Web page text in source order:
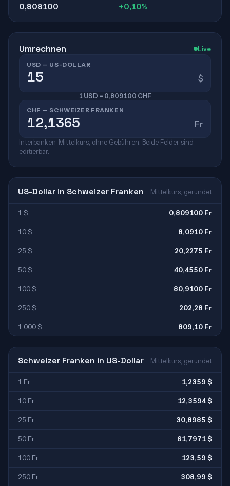
0,808100 +0,10%
Umrechnen Live
USD — US-DOLLAR
$
1 USD = 0,809100 CHF
CHF — SCHWEIZER FRANKEN
Fr
Interbanken-Mittelkurs, ohne Gebühren. Beide Felder sind
editierbar.
US-Dollar in Schweizer Franken Mittelkurs, gerundet
1 $ 0,809100 Fr
10 $ 8,0910 Fr
25 $ 20,2275 Fr
50 $ 40,4550 Fr
100 $ 80,9100 Fr
250 $ 202,28 Fr
1.000 $ 809,10 Fr
Schweizer Franken in US-Dollar Mittelkurs, gerundet
1 Fr 1,2359 $
10 Fr 12,3594 $
25 Fr 30,8985 $
50 Fr 61,7971 $
100 Fr 123,59 $
250 Fr 308,99 $